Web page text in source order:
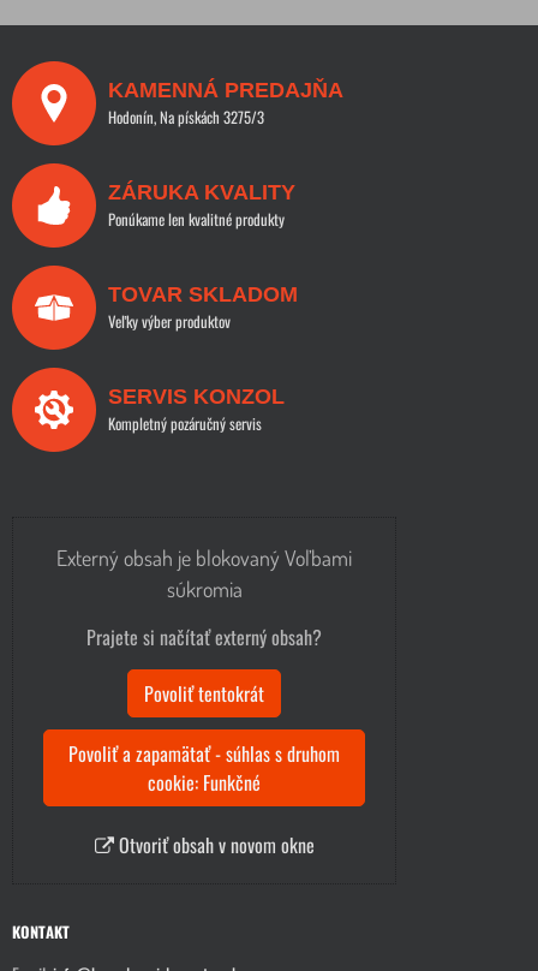
KAMENNÁ PREDAJŇA
Hodonín, Na pískách 3275/3
ZÁRUKA KVALITY
Ponúkame len kvalitné produkty
TOVAR SKLADOM
Veľky výber produktov
SERVIS KONZOL
Kompletný pozáručný servis
Externý obsah je blokovaný Voľbami
súkromia
Prajete si načítať externý obsah?
Povoliť tentokrát
Povoliť a zapamätať - súhlas s druhom
cookie: Funkčné
Otvoriť obsah v novom okne
KONTAKT